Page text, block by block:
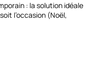
: la solution idéale
l’occasion (Noël,